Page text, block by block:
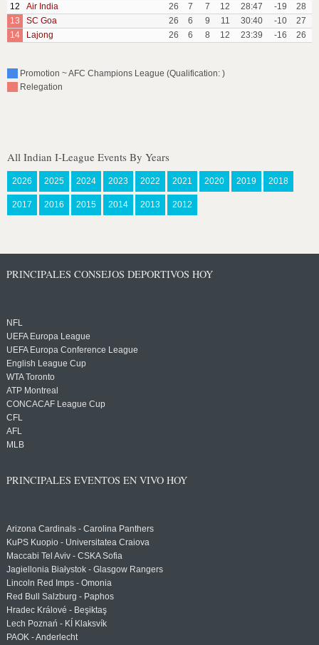
12
Air India 26 7 7 12 28:47 -19
28
13
SC Goa 26 6 9 11 30:40 -10
27
14
Lajong 26 6 8 12 23:39 -16 26
Promotion ~ AFC Champions League (Qualification: )
Relegation
All Indian I-League Events By Years
2026 2025 2024 2023 2022 2021 2020 2019 2018
2017 2016 2015 2014 2013 2012
PRINCIPALES CONSEJOS DEPORTIVOS HOY
NFL
UEFA Europa League
UEFA Europa Conference League
English League Cup
WTA Toronto
ATP Montreal
CONCACAF League Cup
CFL
AFL
MLB
PRINCIPALES EVENTOS EN VIVO HOY
Arizona Cardinals - Carolina Panthers
KuPS Kuopio - Universitatea Craiova
Maccabi Tel Aviv - CSKA Sofia
Jagiellonia Białystok - Glasgow Rangers
Lincoln Red Imps - Omonia
Red Bull Salzburg - Paphos
Hradec Králové - Beşiktaş
Lech Poznań - KÍ Klaksvík
PAOK - Anderlecht